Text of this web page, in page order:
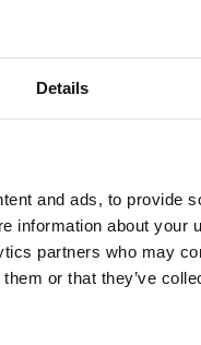
Details
and ads, to provide
information about your
partners who may
or that they’ve
solgt og
et netværk på
i hele Europa
brugte